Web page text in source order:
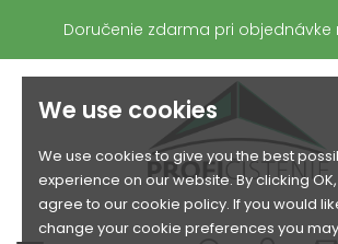
We use cookies
We use cookies to give you the best
experience on our website. By clicking
agree to our cookie policy. If you would
change your cookie preferences you
Doručenie zdarma pri objednávke